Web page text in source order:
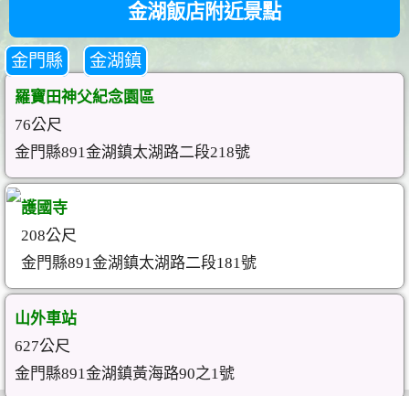
金湖飯店附近景點
金門縣 金湖鎮
羅寶田神父紀念園區
76公尺
金門縣891金湖鎮太湖路二段218號
護國寺
208公尺
金門縣891金湖鎮太湖路二段181號
山外車站
627公尺
金門縣891金湖鎮黃海路90之1號